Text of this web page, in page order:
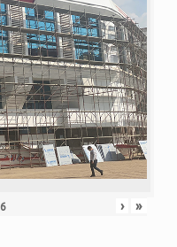
6 › »